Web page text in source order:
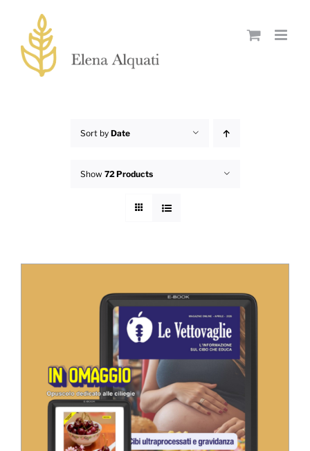
content
Sort by Date
Show 72 Products